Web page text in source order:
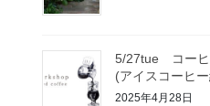
5/27tue コーヒ
(アイスコーヒ
2025年4月28日